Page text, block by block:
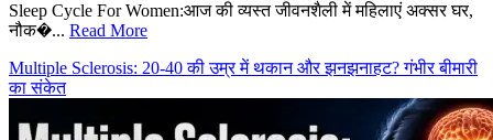
Sleep Cycle For Women:आज की व्यस्त जीवनशैली में महिलाएं अक्सर घर,
नौक�... Read More
Multiple Sclerosis: 20-40 की उम्र में थकान और झनझनाहट? गंभीर बीमारी
का संकेत